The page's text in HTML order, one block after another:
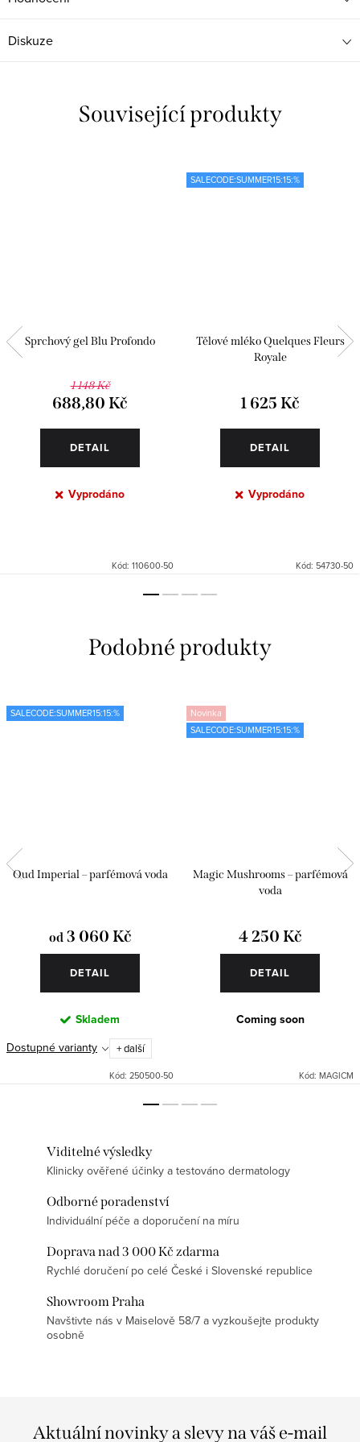
Diskuze
Související produkty
Sprchový gel Blu Profondo
1 148 Kč
688,80 Kč
DETAIL
Vyprodáno
Kód: 110600-50
SALECODE:SUMMER15:15:%
Tělové mléko Quelques Fleurs
Royale
1 625 Kč
DETAIL
Vyprodáno
Kód: 54730-50
SALECODE:SUMMER15:15:%
Oud Imperial – parfémová voda
od3 060 Kč
DETAIL
Skladem
Dostupné varianty + další
Kód: 250500-50
Novinka
SALECODE:SUMMER15:15:%
Magic Mushrooms – parfémová
voda
4 250 Kč
DETAIL
Coming soon
Kód: MAGICM
Viditelné výsledky
Klinicky ověřené účinky a testováno dermatology
Odborné poradenství
Individuální péče a doporučení na míru
Doprava nad 3 000 Kč zdarma
Rychlé doručení po celé České i Slovenské republice
Showroom Praha
Navštivte nás v Maiselově 58/7 a vyzkoušejte produkty
osobně
Aktuální novinky a slevy na váš e-mail